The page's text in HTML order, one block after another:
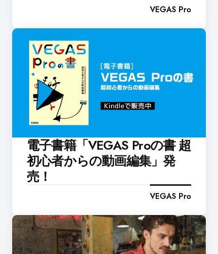
VEGAS Pro
電子書籍「VEGAS Proの書 超
初心者からの動画編集」発
売！
VEGAS Pro